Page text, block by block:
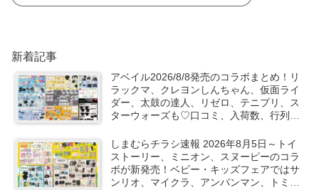
新着記事
アベイル2026/8/8発売のコラボまとめ！リ
ラックマ、クレヨンしんちゃん、仮面ライ
ダー、太鼓の達人、リゼロ、テニプリ、ス
ターウォーズも♡口コミ、入荷数、行列、
しまむらチラシ速報 2026年8月5日～トイ
ストーリー、ミニオン、スヌーピーのコラ
ボが新発売！ベビー・キッズフェアではサ
ンリオ、マイクラ、アンパンマン、トミカ